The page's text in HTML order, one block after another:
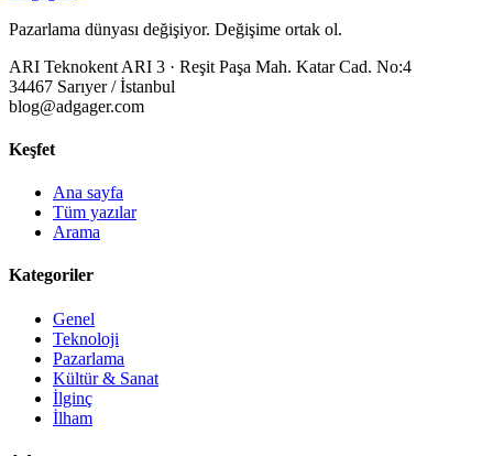
Pazarlama dünyası değişiyor. Değişime ortak ol.
ARI Teknokent ARI 3 · Reşit Paşa Mah. Katar Cad. No:4
34467 Sarıyer / İstanbul
blog@adgager.com
Keşfet
Ana sayfa
Tüm yazılar
Arama
Kategoriler
Genel
Teknoloji
Pazarlama
Kültür & Sanat
İlginç
İlham